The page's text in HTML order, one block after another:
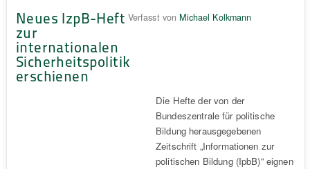
Neues IzpB-Heft
zur
internationalen
Sicherheitspolitik
erschienen
Verfasst von Michael Kolkmann
Die Hefte der von der
Bundeszentrale für politische
Bildung herausgegebenen
Zeitschrift „Informationen zur
politischen Bildung (IpbB)“ eignen